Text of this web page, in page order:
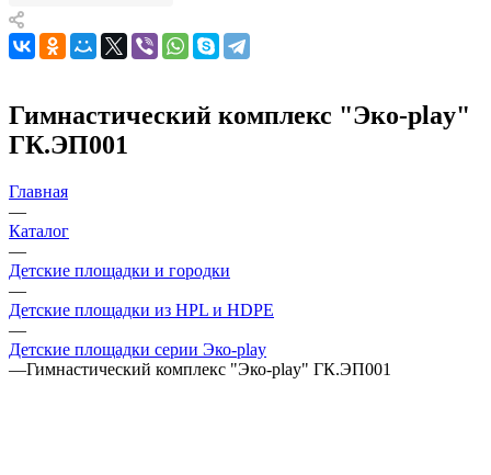
Гимнастический комплекс "Эко-play"
ГК.ЭП001
Главная
—
Каталог
—
Детские площадки и городки
—
Детские площадки из HPL и HDPE
—
Детские площадки серии Эко-play
—Гимнастический комплекс "Эко-play" ГК.ЭП001